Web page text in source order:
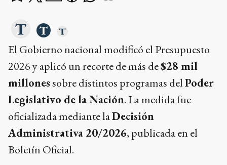
El Gobierno nacional modificó el Presupuesto
2026 y aplicó un recorte de más de$28 mil
millonessobre distintos programas delPoder
Legislativo de la Nación. La medida fue
oficializada mediante laDecisión
Administrativa 20/2026, publicada en el
Boletín Oficial.